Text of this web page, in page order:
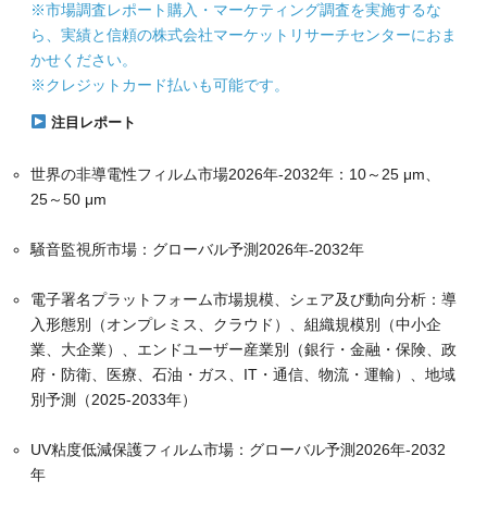
※市場調査レポート購入・マーケティング調査を実施するな
ら、実績と信頼の株式会社マーケットリサーチセンターにおま
かせください。
※クレジットカード払いも可能です。
注目レポート
世界の非導電性フィルム市場2026年-2032年：10～25 μm、
25～50 μm
騒音監視所市場：グローバル予測2026年-2032年
電子署名プラットフォーム市場規模、シェア及び動向分析：導
入形態別（オンプレミス、クラウド）、組織規模別（中小企
業、大企業）、エンドユーザー産業別（銀行・金融・保険、政
府・防衛、医療、石油・ガス、IT・通信、物流・運輸）、地域
別予測（2025-2033年）
UV粘度低減保護フィルム市場：グローバル予測2026年-2032
年